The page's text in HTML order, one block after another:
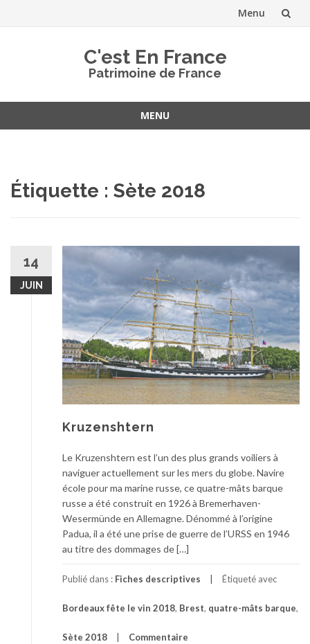
Menu
C'est En France
Patrimoine de France
MENU
Étiquette : Sète 2018
14
JUIN
Kruzenshtern
Le Kruzenshtern est l’un des plus grands voiliers à
naviguer actuellement sur les mers du globe. Navire
école pour ma marine russe, ce quatre-mâts barque
russe a été construit en 1926 à Bremerhaven-
Wesermünde en Allemagne. Dénommé à l’origine
Padua, il a été une prise de guerre de l’URSS en 1946
au titre des dommages de […]
Publié dans : Fiches descriptives Étiqueté avec
Bordeaux fête le vin 2018, Brest, quatre-mâts barque,
Sète 2018 Commentaire